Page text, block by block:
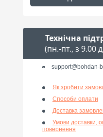
Технічна
(пн.-пт., з 9.00
support@bohdan-
Як зробити
Способи оплати
Доставка
Умови доставки,
повернення